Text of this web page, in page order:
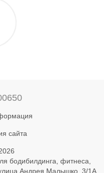
сайта
бодибилдинга, фитнеса,
Андрея Малышко, 3/1А,